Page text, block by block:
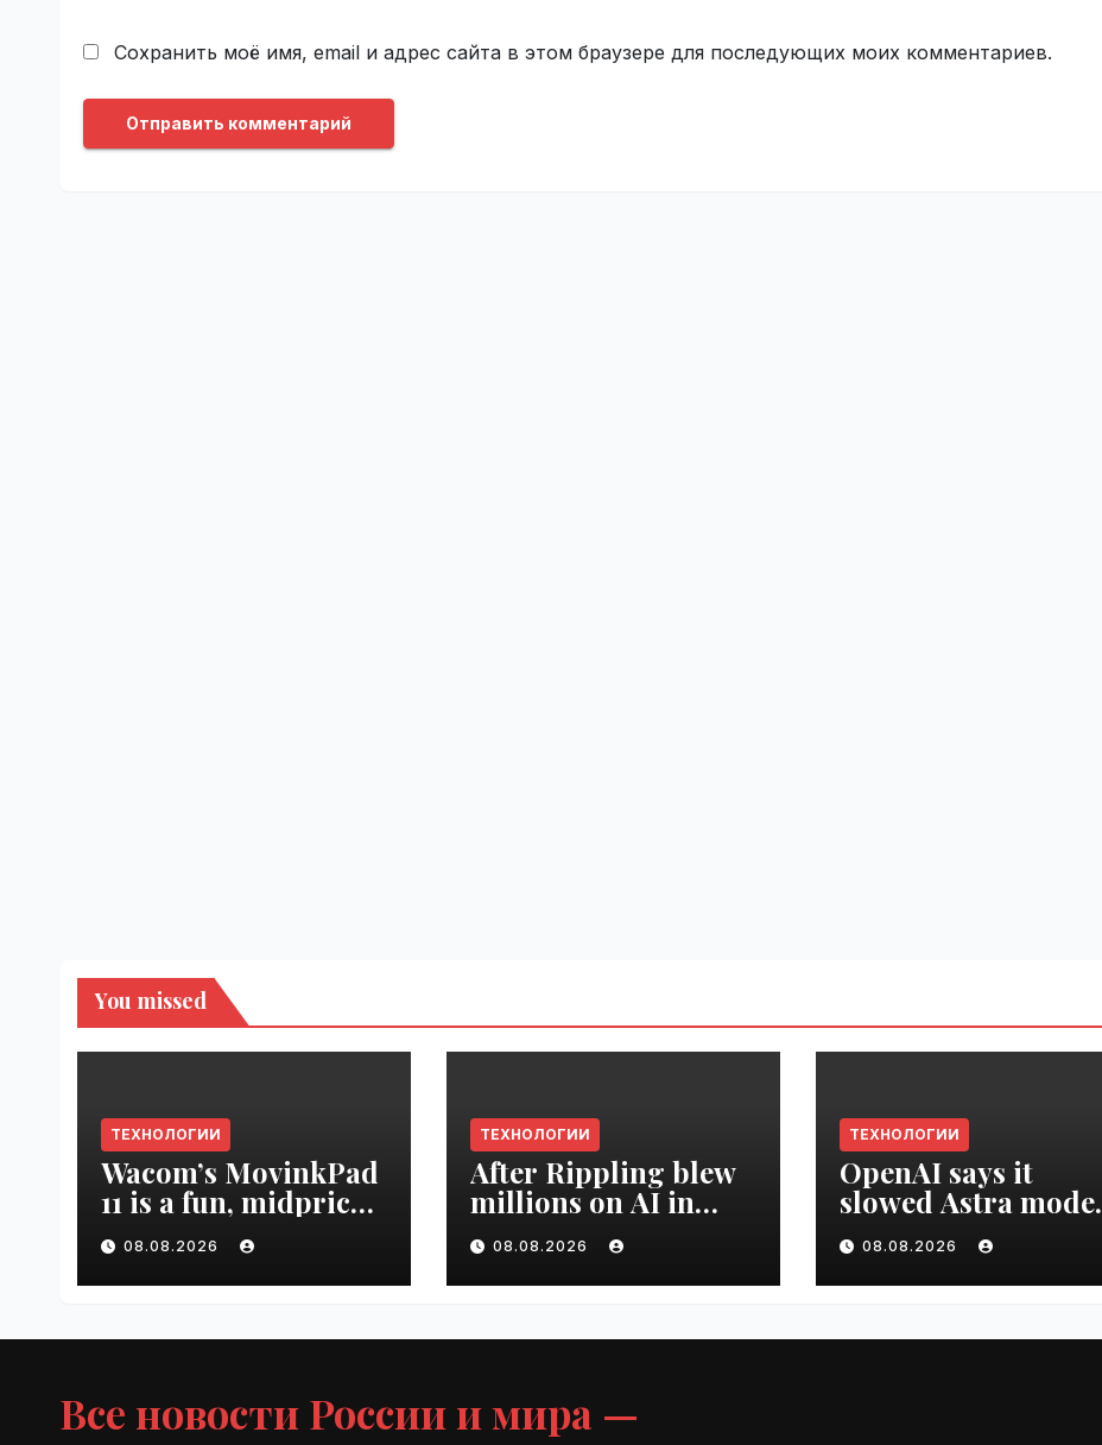
Сохранить моё имя, email и адрес сайта в этом браузере для последующих моих комментариев.
You missed
ТЕХНОЛОГИИ
Wacom’s MovinkPad
11 is a fun, midpriced
entry point for
digital artists |
VseTime.ru
08.08.2026
ТЕХНОЛОГИИ
After Rippling blew
millions on AI in
months, it built an
employee ROI tool |
VseTime.ru
08.08.2026
ТЕХНОЛОГИИ
OpenAI says it
slowed Astra model
development over
security concerns |
VseTime.ru
08.08.2026
Все новости России и мира —